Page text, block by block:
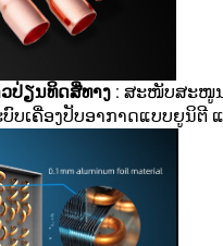
ປ່ຽນທິດສີ່ທາງ : ສະໜັບສະໜູນ
ບົບເຄື່ອງປັບອາກາດແບບຍູນິ